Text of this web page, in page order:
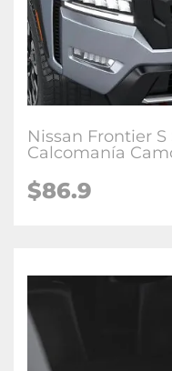
Nissan Frontier
Calcomanía
$86.9